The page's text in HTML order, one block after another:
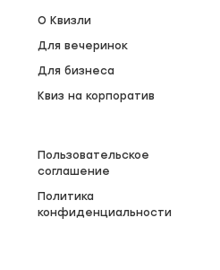
О Квизли
Для вечеринок
Для бизнеса
Квиз на корпоратив
Пользовательское
соглашение
Политика
конфиденциальности